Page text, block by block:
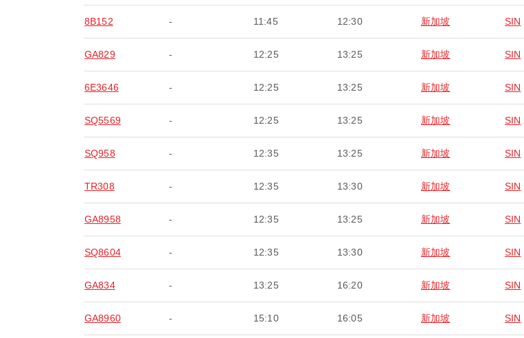
8B152 - 11:45 12:30 新加坡 SIN
GA829 - 12:25 13:25 新加坡 SIN
6E3646 - 12:25 13:25 新加坡 SIN
SQ5569 - 12:25 13:25 新加坡 SIN
SQ958 - 12:35 13:25 新加坡 SIN
TR308 - 12:35 13:30 新加坡 SIN
GA8958 - 12:35 13:25 新加坡 SIN
SQ8604 - 12:35 13:30 新加坡 SIN
GA834 - 13:25 16:20 新加坡 SIN
GA8960 - 15:10 16:05 新加坡 SIN